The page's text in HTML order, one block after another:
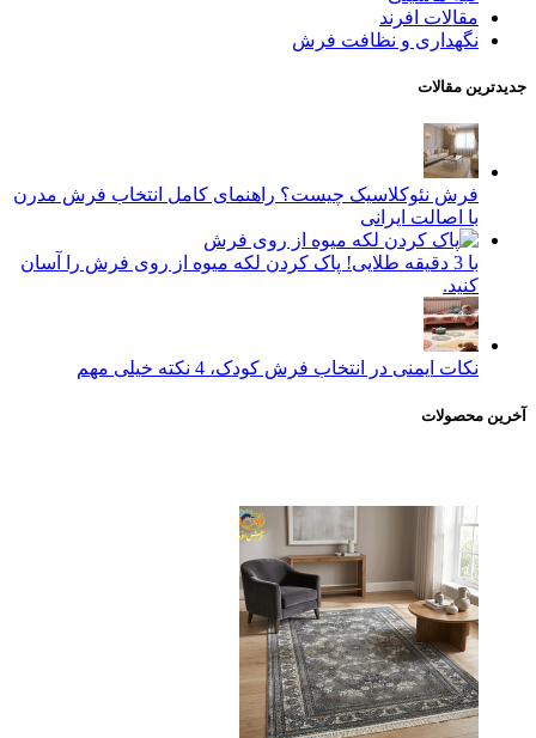
مقالات افرند
نگهداری و نظافت فرش
جدیدترین مقالات
فرش نئوکلاسیک چیست؟ راهنمای کامل انتخاب فرش مدرن
با اصالت ایرانی
با 3 دقیقه طلایی! پاک کردن لکه میوه از روی فرش را آسان
کنید.
نکات ایمنی در انتخاب فرش کودک، 4 نکته خیلی مهم
آخرین محصولات